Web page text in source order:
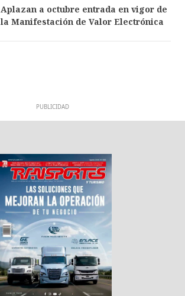
Aplazan a octubre entrada en vigor de
la Manifestación de Valor Electrónica
PUBLICIDAD